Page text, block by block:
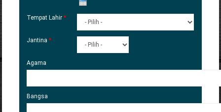
Tempat Lahir*
Jantina*
Agama
Bangsa